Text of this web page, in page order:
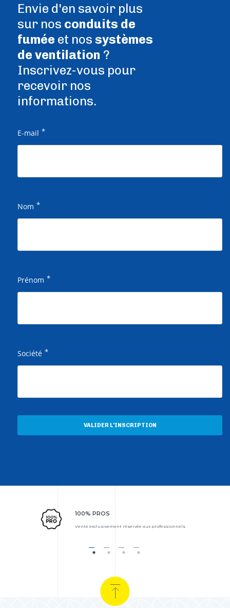
Envie d'en savoir plus
sur nos conduits de
fumée et nos systèmes
de ventilation ?
Inscrivez-vous pour
recevoir nos
informations.
E-mail *
Nom *
Prénom *
Société *
VALIDER L'INSCRIPTION
100% PROS
Vente exclusivement réservée aux professionnels